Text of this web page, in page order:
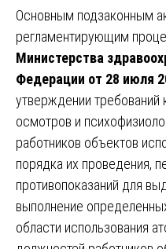
Основным подзаконным
регламентирующим
Министерства
Федерации от 28 июля
утверждении
осмотров и
работников объектов
порядка их проведения,
противопоказаний для
выполнение
области использования